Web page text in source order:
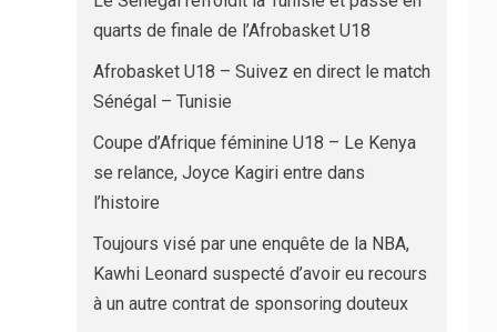
quarts de finale de l’Afrobasket U18
Afrobasket U18 – Suivez en direct le match
Sénégal – Tunisie
Coupe d’Afrique féminine U18 – Le Kenya
se relance, Joyce Kagiri entre dans
l’histoire
Toujours visé par une enquête de la NBA,
Kawhi Leonard suspecté d’avoir eu recours
à un autre contrat de sponsoring douteux